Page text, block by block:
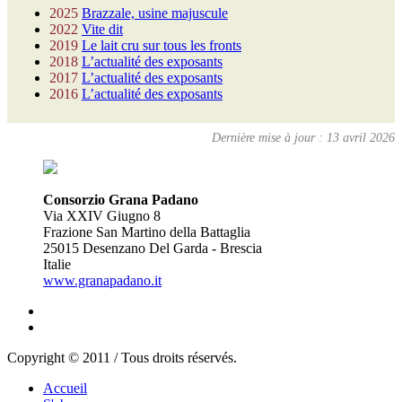
2025 Brazzale, usine majuscule
2022 Vite dit
2019 Le lait cru sur tous les fronts
2018 L’actualité des exposants
2017 L’actualité des exposants
2016 L’actualité des exposants
Dernière mise à jour : 13 avril 2026
Consorzio Grana Padano
Via XXIV Giugno 8
Frazione San Martino della Battaglia
25015 Desenzano Del Garda - Brescia
Italie
www.granapadano.it
Copyright © 2011 / Tous droits réservés.
Accueil